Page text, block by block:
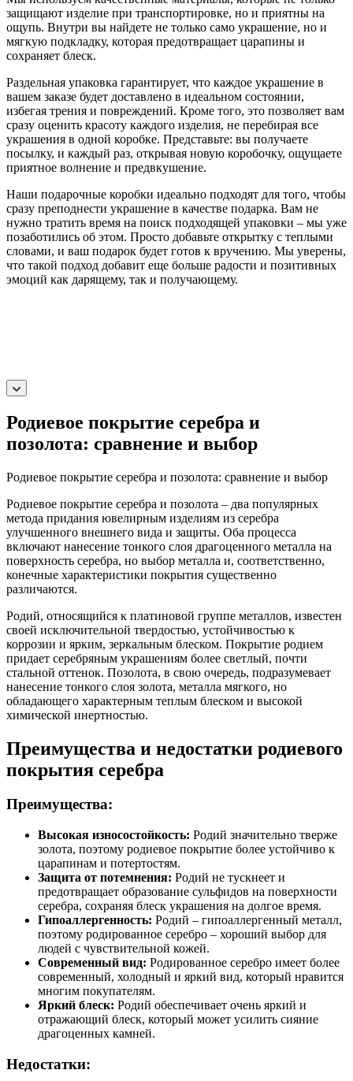
защищают изделие при транспортировке, но и приятны на
ощупь. Внутри вы найдете не только само украшение, но и
мягкую подкладку, которая предотвращает царапины и
сохраняет блеск.
Раздельная упаковка гарантирует, что каждое украшение в
вашем заказе будет доставлено в идеальном состоянии,
избегая трения и повреждений. Кроме того, это позволяет вам
сразу оценить красоту каждого изделия, не перебирая все
украшения в одной коробке. Представьте: вы получаете
посылку, и каждый раз, открывая новую коробочку, ощущаете
приятное волнение и предвкушение.
Наши подарочные коробки идеально подходят для того, чтобы
сразу преподнести украшение в качестве подарка. Вам не
нужно тратить время на поиск подходящей упаковки – мы уже
позаботились об этом. Просто добавьте открытку с теплыми
словами, и ваш подарок будет готов к вручению. Мы уверены,
что такой подход добавит еще больше радости и позитивных
эмоций как дарящему, так и получающему.
Родиевое покрытие серебра и
позолота: сравнение и выбор
Родиевое покрытие серебра и позолота: сравнение и выбор
Родиевое покрытие серебра и позолота – два популярных
метода придания ювелирным изделиям из серебра
улучшенного внешнего вида и защиты. Оба процесса
включают нанесение тонкого слоя драгоценного металла на
поверхность серебра, но выбор металла и, соответственно,
конечные характеристики покрытия существенно
различаются.
Родий, относящийся к платиновой группе металлов, известен
своей исключительной твердостью, устойчивостью к
коррозии и ярким, зеркальным блеском. Покрытие родием
придает серебряным украшениям более светлый, почти
стальной оттенок. Позолота, в свою очередь, подразумевает
нанесение тонкого слоя золота, металла мягкого, но
обладающего характерным теплым блеском и высокой
химической инертностью.
Преимущества и недостатки родиевого
покрытия серебра
Преимущества:
Высокая износостойкость: Родий значительно тверже
золота, поэтому родиевое покрытие более устойчиво к
царапинам и потертостям.
Защита от потемнения: Родий не тускнеет и
предотвращает образование сульфидов на поверхности
серебра, сохраняя блеск украшения на долгое время.
Гипоаллергенность: Родий – гипоаллергенный металл,
поэтому родированное серебро – хороший выбор для
людей с чувствительной кожей.
Современный вид: Родированное серебро имеет более
современный, холодный и яркий вид, который нравится
многим покупателям.
Яркий блеск: Родий обеспечивает очень яркий и
отражающий блеск, который может усилить сияние
драгоценных камней.
Недостатки: